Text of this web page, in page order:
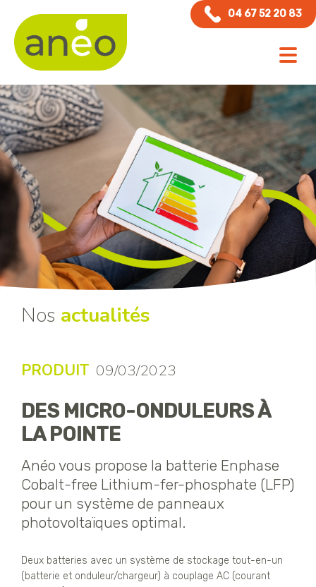
04 67 52 20 83
Nos actualités
PRODUIT 09/03/2023
DES MICRO-ONDULEURS À
LA POINTE
Anéo vous propose la batterie Enphase
Cobalt-free Lithium-fer-phosphate (LFP)
pour un système de panneaux
photovoltaïques optimal.
Deux batteries avec un système de stockage tout-en-un
(batterie et onduleur/chargeur) à couplage AC (courant